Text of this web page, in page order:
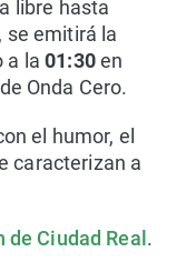
libre hasta
emitirá la
a la01:30en
de Onda Cero.
el humor, el
caracterizan a
Ciudad Real .